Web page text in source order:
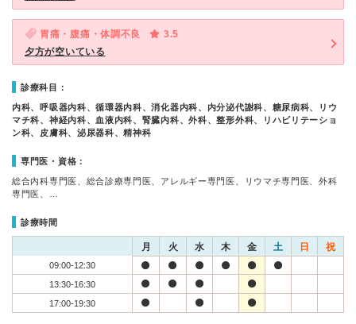
胃痛・腹痛・体調不良
3.5
夕方が空いている
診療科目：
内科、呼吸器内科、循環器内科、消化器内科、内分泌代謝科、糖尿病科、リウ
マチ科、神経内科、血液内科、腎臓内科、外科、整形外科、リハビリテーショ
ン科、皮膚科、泌尿器科、精神科
専門医・資格：
総合内科専門医、総合診療専門医、アレルギー専門医、リウマチ専門医、外科
専門医、…
診療時間
月 火 水 木 金 土 日 祝
09:00-12:30
13:30-16:30
17:00-19:30